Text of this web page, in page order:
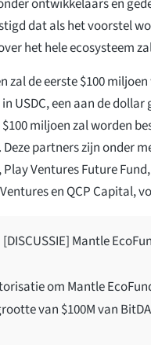
dat als het voorstel
het hele ecosysteem
zal de eerste $100
USDC, een aan de
miljoen zal worden
Deze partners zijn onder
Play Ventures Future
en QCP Capital,
[DISCUSSIE] Mantle
om Mantle
van $100M van